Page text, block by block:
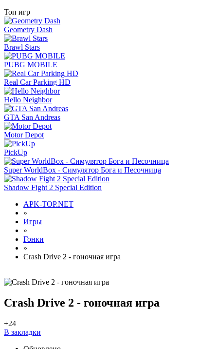
Топ игр
Geometry Dash
Brawl Stars
PUBG MOBILE
Real Car Parking HD
Hello Neighbor
GTA San Andreas
Motor Depot
PickUp
Super WorldBox - Симулятор Бога и Песочница
Shadow Fight 2 Special Edition
APK-TOP.NET
»
Игры
»
Гонки
»
Crash Drive 2 - гоночная игра
Crash Drive 2 - гоночная игра
+24
В закладки